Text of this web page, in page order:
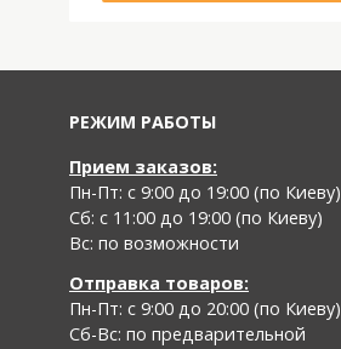
РЕЖИМ РАБОТЫ
Прием заказов:
Пн-Пт: с 9:00 до 19:00 (по Киеву)
Cб: с 11:00 до 19:00 (по Киеву)
Вс: по возможности
Отправка товаров:
Пн-Пт: с 9:00 до 20:00 (по Киеву)
Cб-Вс: по предварительной